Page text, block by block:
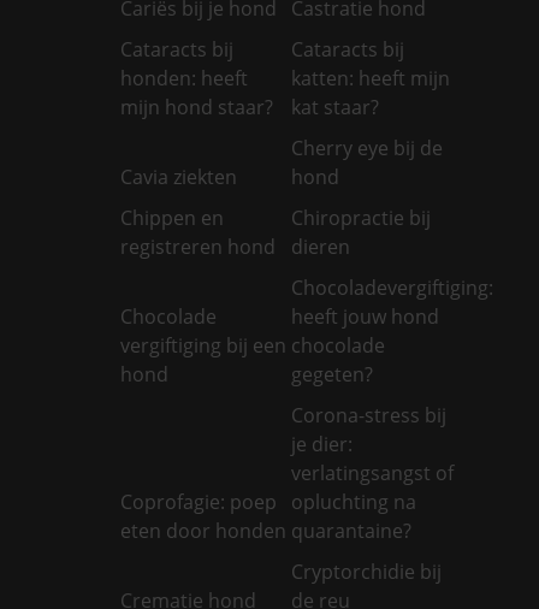
Cariës bij je hond
Castratie hond
Cataracts bij
honden: heeft
mijn hond staar?
Cataracts bij
katten: heeft mijn
kat staar?
Cavia ziekten
Cherry eye bij de
hond
Chippen en
registreren hond
Chiropractie bij
dieren
Chocolade
vergiftiging bij een
hond
Chocoladevergiftiging:
heeft jouw hond
chocolade
gegeten?
Coprofagie: poep
eten door honden
Corona-stress bij
je dier:
verlatingsangst of
opluchting na
quarantaine?
Crematie hond
Cryptorchidie bij
de reu